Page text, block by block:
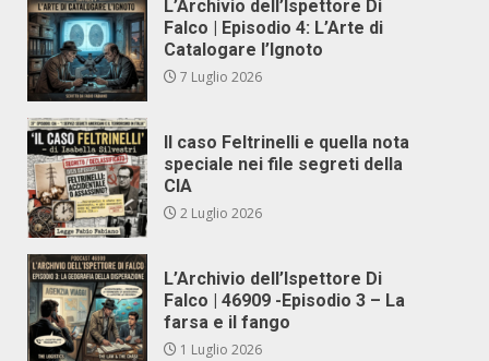
L’Archivio dell’Ispettore Di
Falco | Episodio 4: L’Arte di
Catalogare l’Ignoto
7 Luglio 2026
Il caso Feltrinelli e quella nota
speciale nei file segreti della
CIA
2 Luglio 2026
L’Archivio dell’Ispettore Di
Falco | 46909 -Episodio 3 – La
farsa e il fango
1 Luglio 2026